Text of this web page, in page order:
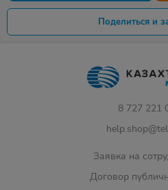
Поделиться и
8 727 221
Заявка на
Договор